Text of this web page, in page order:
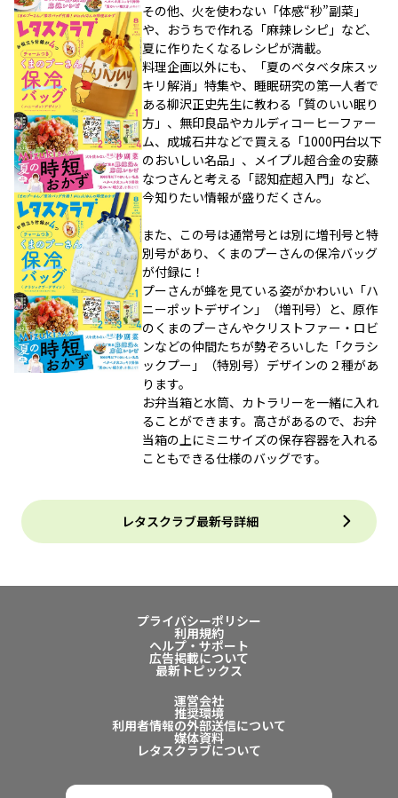
その他、火を使わない「体感“秒”副菜」
や、おうちで作れる「麻辣レシピ」など、
夏に作りたくなるレシピが満載。
料理企画以外にも、「夏のベタベタ床スッ
キリ解消」特集や、睡眠研究の第一人者で
ある柳沢正史先生に教わる「質のいい眠り
方」、無印良品やカルディコーヒーファー
ム、成城石井などで買える「1000円台以下
のおいしい名品」、メイプル超合金の安藤
なつさんと考える「認知症超入門」など、
今知りたい情報が盛りだくさん。
また、この号は通常号とは別に増刊号と特
別号があり、くまのプーさんの保冷バッグ
が付録に！
プーさんが蜂を見ている姿がかわいい「ハ
ニーポットデザイン」（増刊号）と、原作
のくまのプーさんやクリストファー・ロビ
ンなどの仲間たちが勢ぞろいした「クラシ
ックプー」（特別号）デザインの２種があ
ります。
お弁当箱と水筒、カトラリーを一緒に入れ
ることができます。高さがあるので、お弁
当箱の上にミニサイズの保存容器を入れる
こともできる仕様のバッグです。
レタスクラブ最新号詳細
プライバシーポリシー
利用規約
ヘルプ・サポート
広告掲載について
最新トピックス
運営会社
推奨環境
利用者情報の外部送信について
媒体資料
レタスクラブについて